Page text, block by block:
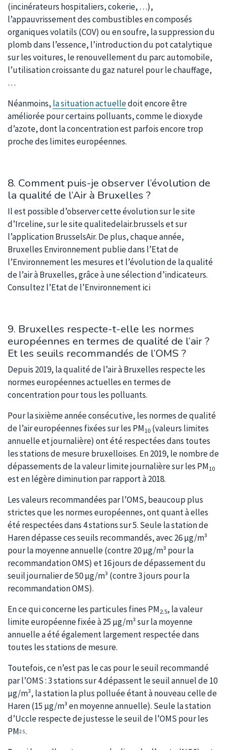
(incinérateurs hospitaliers, cokerie, …),
l’appauvrissement des combustibles en composés
organiques volatils (COV) ou en soufre, la suppression du
plomb dans l’essence, l’introduction du pot catalytique
sur les voitures, le renouvellement du parc automobile,
l’utilisation croissante du gaz naturel pour le chauffage,
…
Néanmoins, la situation actuelledoit encore être
améliorée pour certains polluants, comme le dioxyde
d’azote, dont la concentration est parfois encore trop
proche des limites européennes.
8. Comment puis-je observer l’évolution de
la qualité de l’Air à Bruxelles ?
Il est possible d’observer cette évolution sur le site
d’Irceline, sur le site qualitedelair.brussels et sur
l’application BrusselsAir. De plus, chaque année,
Bruxelles Environnement publie dans l’Etat de
l’Environnement les mesures et l’évolution de la qualité
de l’air à Bruxelles, grâce à une sélection d’indicateurs.
Consultez l’Etat de l’Environnement ici
9. Bruxelles respecte-t-elle les normes
européennes en termes de qualité de l’air ?
Et les seuils recommandés de l’OMS ?
Depuis 2019, la qualité de l’air à Bruxelles respecte les
normes européennes actuelles en termes de
concentration pour tous les polluants.
Pour la sixième année consécutive, les normes de qualité
de l’air européennes fixées sur les PM10 (valeurs limites
annuelle et journalière) ont été respectées dans toutes
les stations de mesure bruxelloises. En 2019, le nombre de
dépassements de la valeur limite journalière sur les PM10
est en légère diminution par rapport à 2018.
Les valeurs recommandées par l’OMS, beaucoup plus
strictes que les normes européennes, ont quant à elles
été respectées dans 4 stations sur 5. Seule la station de
Haren dépasse ces seuils recommandés, avec 26 µg/m³
pour la moyenne annuelle (contre 20 µg/m³ pour la
recommandation OMS) et 16 jours de dépassement du
seuil journalier de 50 µg/m³ (contre 3 jours pour la
recommandation OMS).
En ce qui concerne les particules fines PM2.5, la valeur
limite européenne fixée à 25 µg/m³ sur la moyenne
annuelle a été également largement respectée dans
toutes les stations de mesure.
Toutefois, ce n’est pas le cas pour le seuil recommandé
par l’OMS : 3 stations sur 4 dépassent le seuil annuel de 10
µg/m³, la station la plus polluée étant à nouveau celle de
Haren (15 µg/m³ en moyenne annuelle). Seule la station
d’Uccle respecte de justesse le seuil de l’OMS pour les
PM2.5.